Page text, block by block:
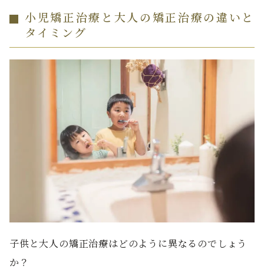
小児矯正治療と大人の矯正治療の違いと
タイミング
子供と大人の矯正治療はどのように異なるのでしょう
か？